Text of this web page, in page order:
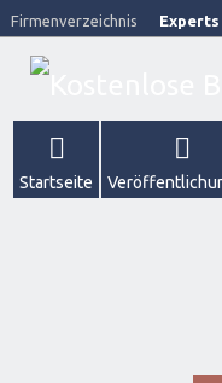
Firmenverzeichnis Experts
Startseite